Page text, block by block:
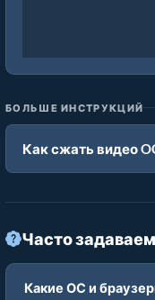
БОЛЬШЕ ИНСТРУКЦИЙ
Как сжать видео
Часто
Какие ОС и